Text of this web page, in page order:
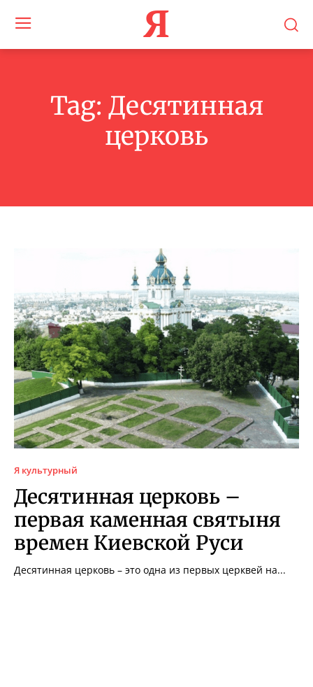
Я
Tag: Десятинная
церковь
Я культурный
Десятинная церковь –
первая каменная святыня
времен Киевской Руси
Десятинная церковь – это одна из первых церквей на...